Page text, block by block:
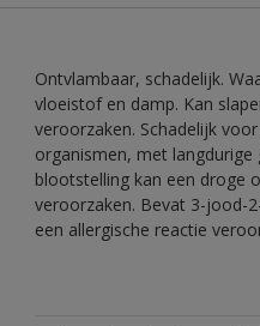
Ontvlambaar, schadelijk.
vloeistof en damp. Kan
veroorzaken. Schadelijk
organismen, met langdurige
blootstelling kan een droge
veroorzaken. Bevat 3-jood-
een allergische reactie